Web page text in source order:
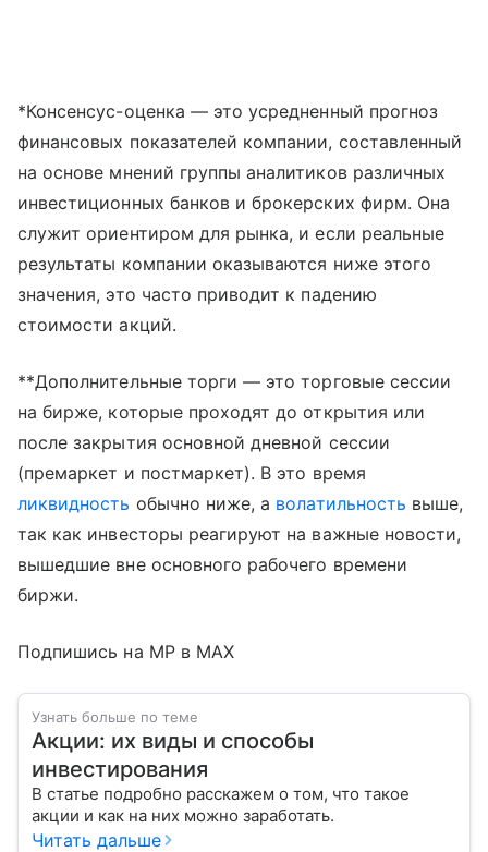
*Консенсус-оценка — это усредненный прогноз
финансовых показателей компании, составленный
на основе мнений группы аналитиков различных
инвестиционных банков и брокерских фирм. Она
служит ориентиром для рынка, и если реальные
результаты компании оказываются ниже этого
значения, это часто приводит к падению
стоимости акций.
**Дополнительные торги — это торговые сессии
на бирже, которые проходят до открытия или
после закрытия основной дневной сессии
(премаркет и постмаркет). В это время
ликвидность обычно ниже, а волатильность выше,
так как инвесторы реагируют на важные новости,
вышедшие вне основного рабочего времени
биржи.
Подпишись на MP в MAX
Узнать больше по теме
Акции: их виды и способы
инвестирования
В статье подробно расскажем о том, что такое
акции и как на них можно заработать.
Читать дальше